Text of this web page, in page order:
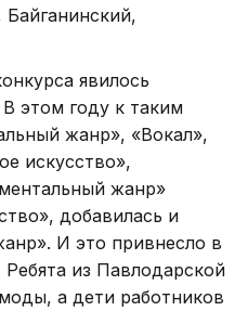
Байганинский,
явилось
этом году к таким
жанр», «Вокал»,
искусство»,
жанр»
добавилась и
И это привнесло в
из Павлодарской
а дети работников